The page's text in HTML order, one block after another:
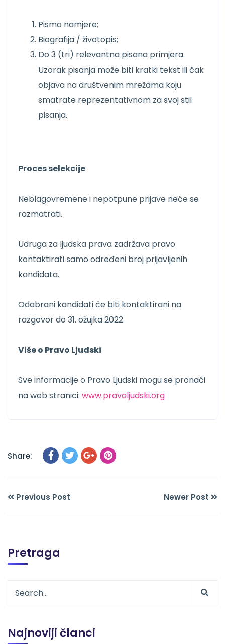
Pismo namjere;
Biografija / životopis;
Do 3 (tri) relevantna pisana primjera.
Uzorak pisanja može biti kratki tekst ili čak
objava na društvenim mrežama koju
smatrate reprezentativnom za svoj stil
pisanja.
Proces selekcije
Neblagovremene i nepotpune prijave neće se
razmatrati.
Udruga za ljudska prava zadržava pravo
kontaktirati samo određeni broj prijavljenih
kandidata.
Odabrani kandidati će biti kontaktirani na
razgovor do 31. ožujka 2022.
Više o Pravo Ljudski
Sve informacije o Pravo Ljudski mogu se pronaći
na web stranici: www.pravoljudski.org
Share:
Previous Post Newer Post
Pretraga
Najnoviji članci